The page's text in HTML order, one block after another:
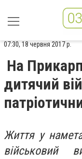
07:30, 18 червня 2017 р.
На
дитячий
Життя у
військовий